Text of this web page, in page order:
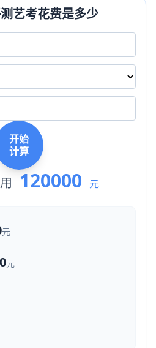
艺考花费是多少
开始
计算
120000 元
元
元